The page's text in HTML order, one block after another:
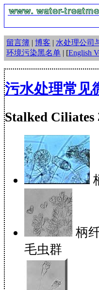
留言簿 | 博客 | 水处理公司
环境污染黑名单 | [English
污水处理常见
Stalked
柄
毛虫群